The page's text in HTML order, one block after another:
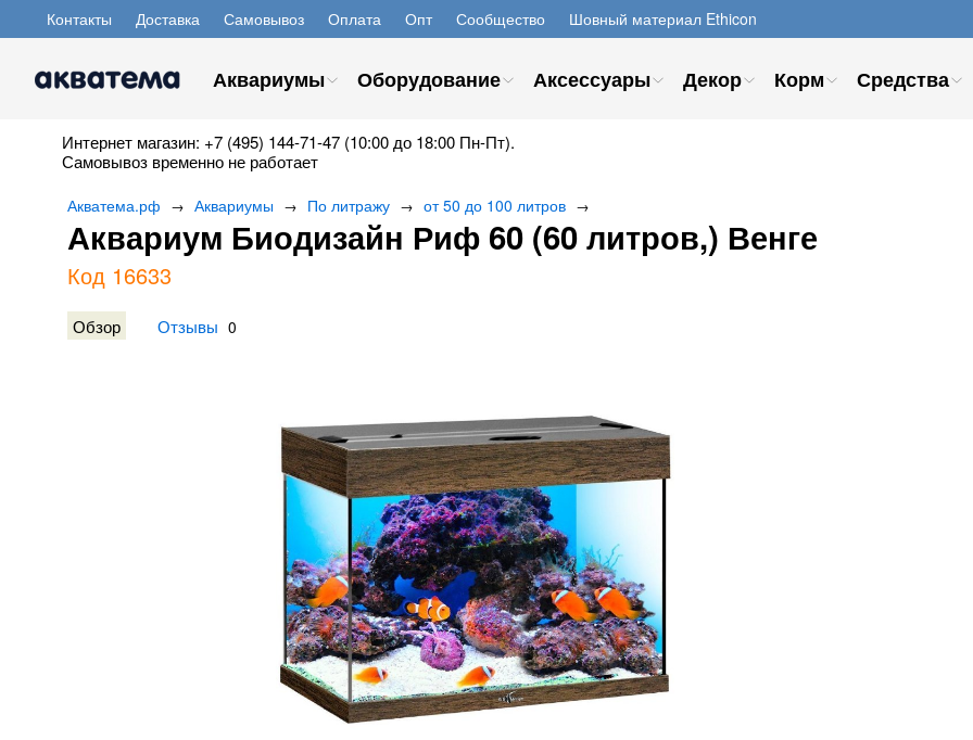
Контакты Доставка Самовывоз Оплата Опт Сообщество Шовный материал Ethicon
Аквариумы Оборудование Аксессуары Декор Корм Средства
Интернет магазин: +7 (495) 144-71-47 (10:00 до 18:00 Пн-Пт).
Самовывоз временно не работает
Акватема.рф → Аквариумы → По литражу → от 50 до 100 литров →
Аквариум Биодизайн Риф 60 (60 литров,) Венге
Код 16633
Обзор Отзывы 0